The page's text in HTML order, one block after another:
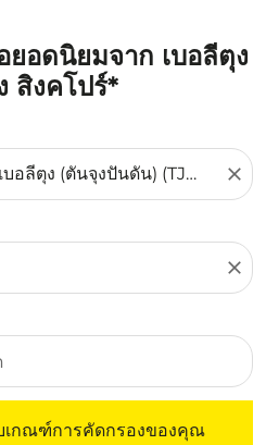
ยอดนิยมจาก เบอลีตุง
สิงคโปร์*
close
close
เกณฑ์การคัดกรองของคุณ